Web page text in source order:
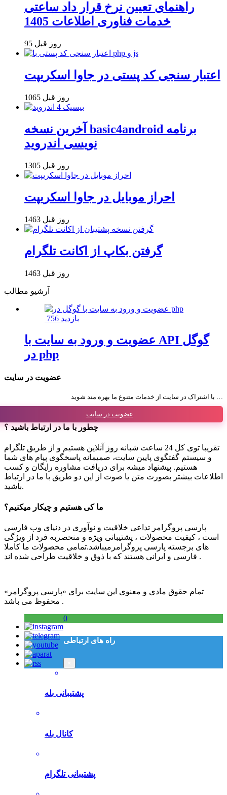
راهنمای تعیین نرخ قرار داد ساعتی
خدمات فناوری اطلاعات 1405
95 روز قبل
اعتبار سنجی کد پستی در جاوا اسکریپت
1065 روز قبل
آخرین نسخه basic4android برنامه
نویسی اندروید
1305 روز قبل
احراز موبایل در جاوا اسکریپت
1463 روز قبل
گرفتن بکاپ از اکانت تلگرام
1463 روز قبل
آرشیو مطالب
756 بازدید
عضویت و ورود به سایت با API گوگل
در php
عضویت در سایت
عضویت در سایت
چطور با ما در ارتباط باشید ؟
تقریبا توی کل 24 ساعت شبانه روز آنلاین هستیم و از طریق تلگرام
و سیستم گفتگوی پایین سایت، صمیمانه پاسخگوی پیام های شما
هستیم. پیشنهاد میشه برای دریافت مشاوره رایگان و کسب
اطلاعات بیشتر بصورت متن یا صوت از این دو طریق با ما در ارتباط
باشید.
ما کی هستیم و چیکار میکنیم؟
پارسی پروگرامر تداعی خلاقیت و نوآوری در دنیای وب فارسی
است ، کیفیت محصولات ، پشتیبانی ویژه و منحصربه فرد از ویژگی
های برجسته پارسی پروگرامرمیباشد.تمامی محصولات ما کاملا
فارسی و ایرانی هستند که با ذوق و خلاقیت طراحی شده اند .
تمام حقوق مادی و معنوی این سایت برای «پارسی پروگرامر»
محفوظ می باشد .
0
راه های ارتباطی
پشتیبانی بله
کانال بله
پشتیبانی تلگرام